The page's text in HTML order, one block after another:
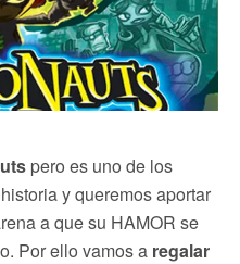
pero es uno de los
y queremos aportar
a que su HAMOR se
Por ello vamos a regalar